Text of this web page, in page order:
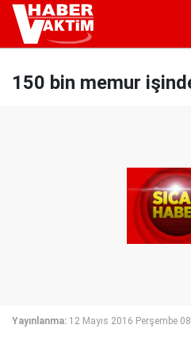
150 bin memur
Yayınlanma: 12 Mayıs 2016 Perşembe